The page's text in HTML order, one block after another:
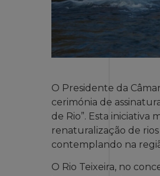
O Presidente da
cerimónia de
de Rio”. Esta
renaturalização de
contemplando na
O Rio Teixeira, no